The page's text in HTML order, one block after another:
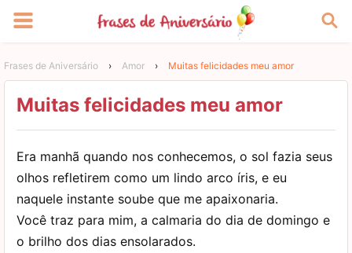
Frases de Aniversário › Amor › Muitas felicidades meu amor
Muitas felicidades meu amor
Era manhã quando nos conhecemos, o sol fazia seus
olhos refletirem como um lindo arco íris, e eu
naquele instante soube que me apaixonaria.
Você traz para mim, a calmaria do dia de domingo e
o brilho dos dias ensolarados.